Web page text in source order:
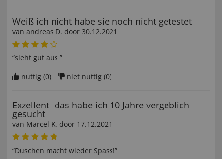
Weiß ich nicht habe sie noch nicht getestet
van andreas D. door 30.12.2021
“sieht gut aus ”
nuttig (0) niet nuttig (0)
Exzellent -das habe ich 10 Jahre vergeblich
gesucht
van Marcel K. door 17.12.2021
“Duschen macht wieder Spass!”